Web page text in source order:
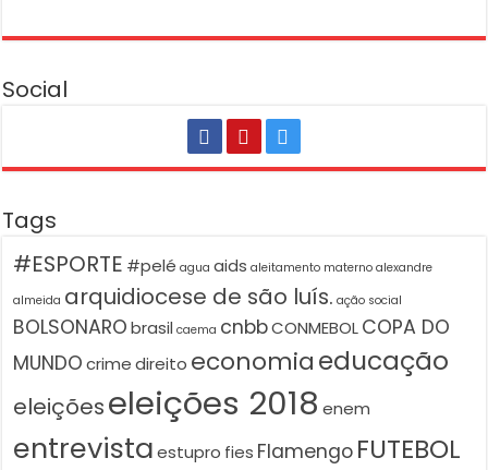
Social
Tags
#ESPORTE #pelé agua aids aleitamento materno alexandre
almeida arquidiocese de são luís. ação social
BOLSONARO brasil caema cnbbCONMEBOLCOPA DO
MUNDO crime direito economiaeducação
eleiçõeseleições 2018 enem
entrevista estupro fies Flamengo FUTEBOL